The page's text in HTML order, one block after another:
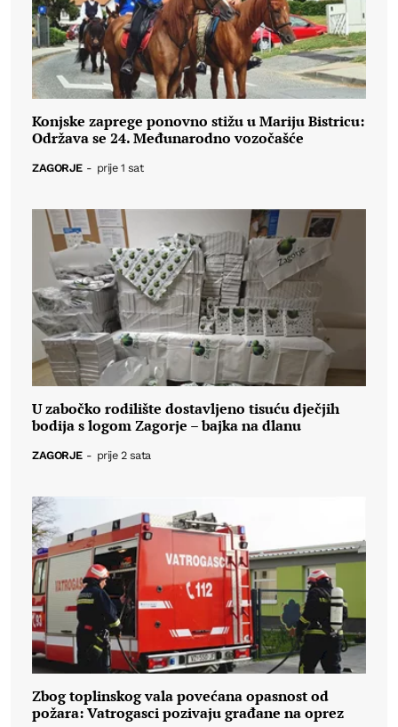
Konjske zaprege ponovno stižu u Mariju Bistricu:
Održava se 24. Međunarodno vozočašće
ZAGORJE - prije 1 sat
U zabočko rodilište dostavljeno tisuću dječjih
bodija s logom Zagorje – bajka na dlanu
ZAGORJE - prije 2 sata
Zbog toplinskog vala povećana opasnost od
požara: Vatrogasci pozivaju građane na oprez